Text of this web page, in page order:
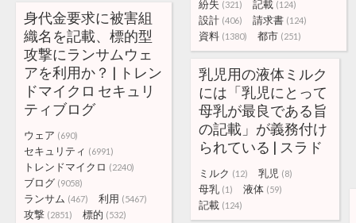
紛失 (321) 記載 (124)
設計 (406) 請求書 (124)
資料 (1380) 都市 (251)
身代金要求に被害組
織名を記載、標的型
攻撃にランサムウェ
アを利用か？ | トレン
ドマイクロ セキュリ
ティブログ
ウェア (690)
セキュリティ (6991)
トレンドマイクロ (2240)
ブログ (9058)
ランサム (467) 利用 (5467)
攻撃 (2851) 標的 (532)
乳児用の液体ミルク
には「乳児にとって
母乳が最良である旨
の記載」が義務付け
られている | スラド
ミルク (12) 乳児 (8)
母乳 (1) 液体 (59)
記載 (124)